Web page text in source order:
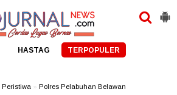
HASTAG TERPOPULER
Peristiwa Polres Pelabuhan Belawan